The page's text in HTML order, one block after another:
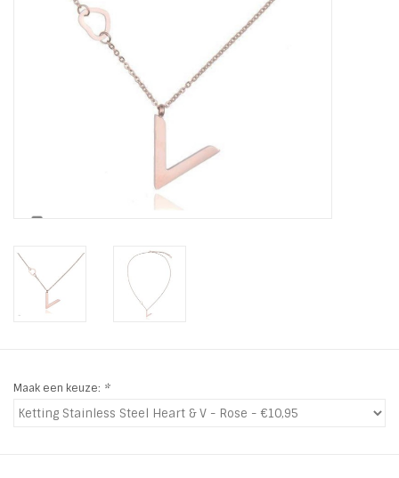
Haaraccesoires
Ohlala Jewels
INSPIRATIE
Maak een keuze: *